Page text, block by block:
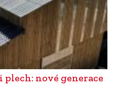
nové generace